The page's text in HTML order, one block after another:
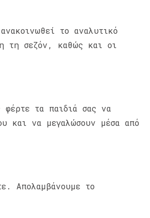
το αναλυτικό
τη σεζόν, καθώς και οι
φέρτε τα παιδιά σας να
και να μεγαλώσουν μέσα από
Απολαμβάνουμε το